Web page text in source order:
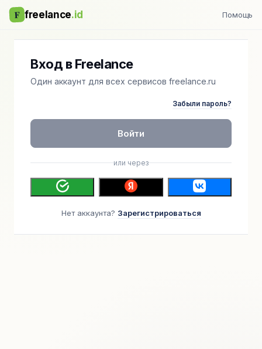
F freelance.id Помощь
Вход в Freelance
Один аккаунт для всех сервисов freelance.ru
Забыли пароль?
Войти
или через
Нет аккаунта? Зарегистрироваться